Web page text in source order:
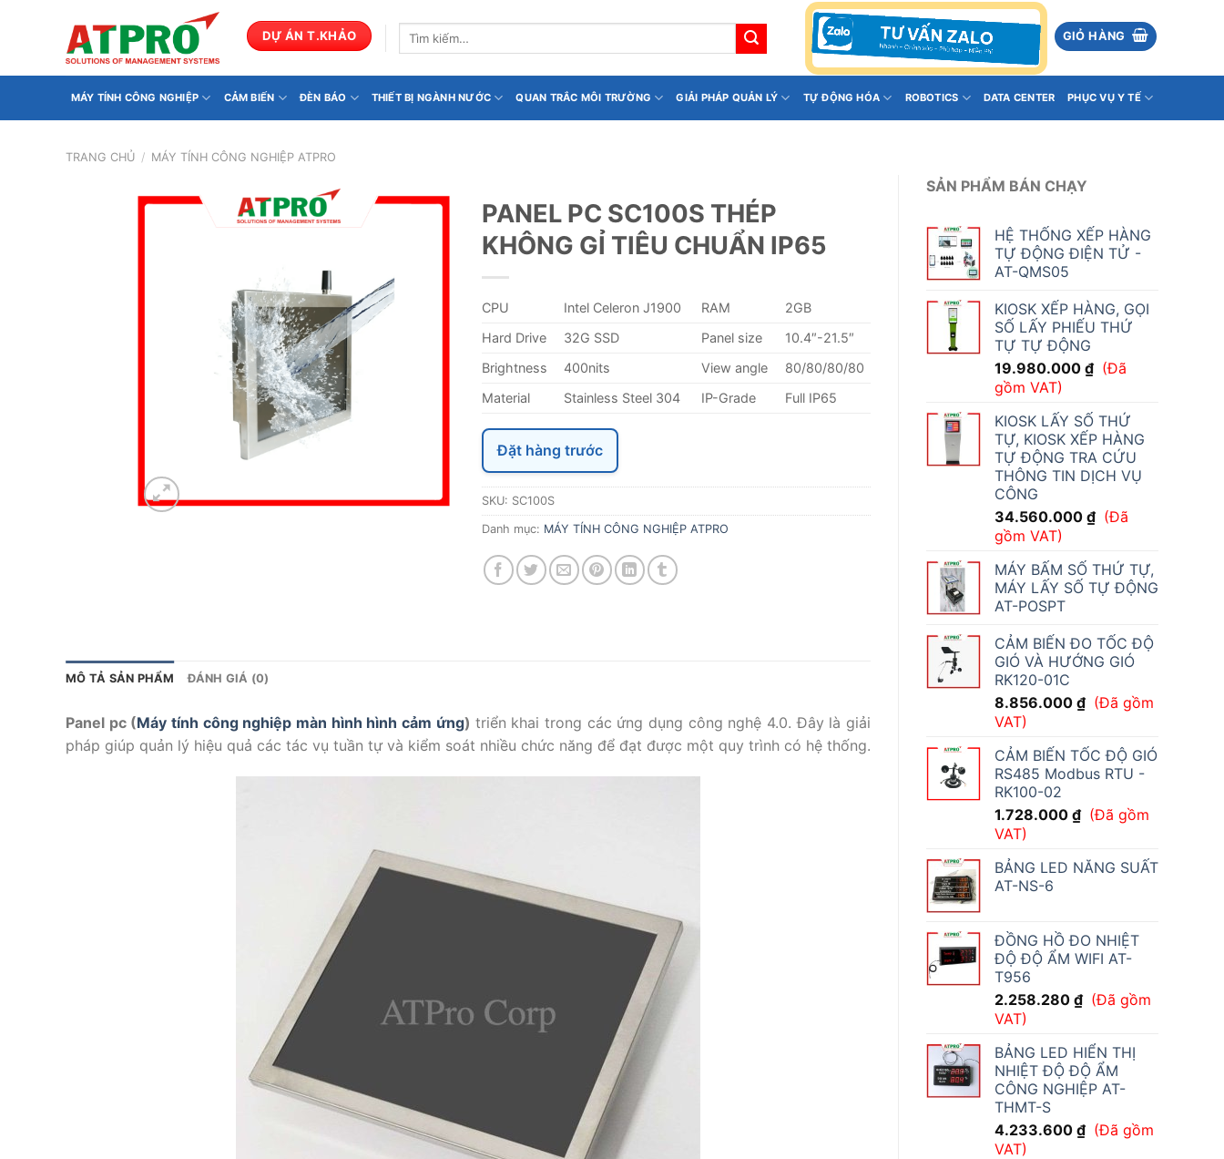
dung
DỰ ÁN T.KHẢO
Tìm
GIỎ HÀNG
MÁY TÍNH CÔNG NGHIỆP CẢM BIẾN ĐÈN BÁO THIẾT BỊ NGÀNH NƯỚC QUAN TRẮC MÔI TRƯỜNG GIẢI PHÁP QUẢN LÝ TỰ ĐỘNG HÓA ROBOTICS DATA CENTER PHỤC VỤ Y TẾ
TRANG CHỦ / MÁY TÍNH CÔNG NGHIỆP ATPRO
SẢN PHẨM BÁN CHẠY
HỆ THỐNG XẾP HÀNG
TỰ ĐỘNG ĐIỆN TỬ -
AT-QMS05
KIOSK XẾP HÀNG, GỌI
SỐ LẤY PHIẾU THỨ
TỰ TỰ ĐỘNG
19.980.000 ₫ (Đã
gồm VAT)
KIOSK LẤY SỐ THỨ
TỰ, KIOSK XẾP HÀNG
TỰ ĐỘNG TRA CỨU
THÔNG TIN DỊCH VỤ
CÔNG
34.560.000 ₫ (Đã
gồm VAT)
MÁY BẤM SỐ THỨ TỰ,
MÁY LẤY SỐ TỰ ĐỘNG
AT-POSPT
CẢM BIẾN ĐO TỐC ĐỘ
GIÓ VÀ HƯỚNG GIÓ
RK120-01C
8.856.000 ₫ (Đã gồm
VAT)
CẢM BIẾN TỐC ĐỘ GIÓ
RS485 Modbus RTU -
RK100-02
1.728.000 ₫ (Đã gồm
VAT)
BẢNG LED NĂNG SUẤT
AT-NS-6
ĐỒNG HỒ ĐO NHIỆT
ĐỘ ĐỘ ẨM WIFI AT-
T956
2.258.280 ₫ (Đã gồm
VAT)
BẢNG LED HIỂN THỊ
NHIỆT ĐỘ ĐỘ ẨM
CÔNG NGHIỆP AT-
THMT-S
4.233.600 ₫ (Đã gồm
VAT)
PANEL PC SC100S THÉP
KHÔNG GỈ TIÊU CHUẨN IP65
CPU Intel Celeron J1900 RAM
2GB
Hard Drive
32G SSD Panel size
10.4″-21.5″
Brightness
400nits View angle
80/80/80/80
Material
Stainless Steel 304 IP-Grade Full IP65
Đặt hàng trước
SKU: SC100S
Danh mục: MÁY TÍNH CÔNG NGHIỆP ATPRO
MÔ TẢ SẢN PHẨM ĐÁNH GIÁ (0)
Panel pc (Máy tính công nghiệp màn hình hình cảm ứng) triển khai trong các ứng dụng công nghệ 4.0. Đây là giải
pháp giúp quản lý hiệu quả các tác vụ tuần tự và kiểm soát nhiều chức năng để đạt được một quy trình có hệ thống.